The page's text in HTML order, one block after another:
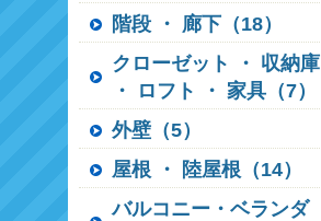
階段 ・ 廊下（18）
クローゼット ・ 収納庫
・ ロフト ・ 家具（7）
外壁（5）
屋根 ・ 陸屋根（14）
バルコニー・ベランダ